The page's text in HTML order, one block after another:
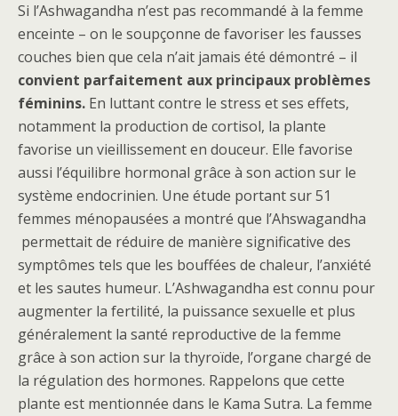
Si l’Ashwagandha n’est pas recommandé à la femme
enceinte – on le soupçonne de favoriser les fausses
couches bien que cela n’ait jamais été démontré – il
convient parfaitement aux principaux problèmes
féminins. En luttant contre le stress et ses effets,
notamment la production de cortisol, la plante
favorise un vieillissement en douceur. Elle favorise
aussi l’équilibre hormonal grâce à son action sur le
système endocrinien. Une étude portant sur 51
femmes ménopausées a montré que l’Ahswagandha
permettait de réduire de manière significative des
symptômes tels que les bouffées de chaleur, l’anxiété
et les sautes humeur. L’Ashwagandha est connu pour
augmenter la fertilité, la puissance sexuelle et plus
généralement la santé reproductive de la femme
grâce à son action sur la thyroïde, l’organe chargé de
la régulation des hormones. Rappelons que cette
plante est mentionnée dans le Kama Sutra. La femme